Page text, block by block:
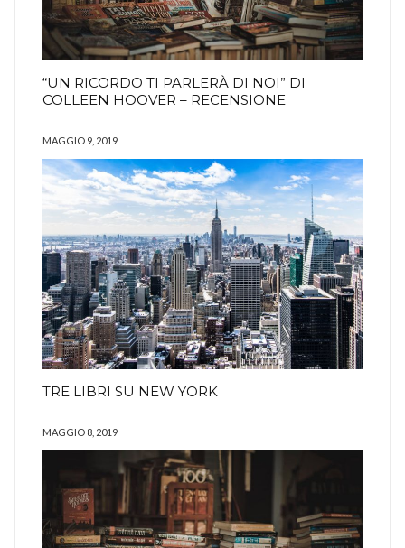
“UN RICORDO TI PARLERÀ DI NOI” DI
COLLEEN HOOVER – RECENSIONE
MAGGIO 9, 2019
TRE LIBRI SU NEW YORK
MAGGIO 8, 2019